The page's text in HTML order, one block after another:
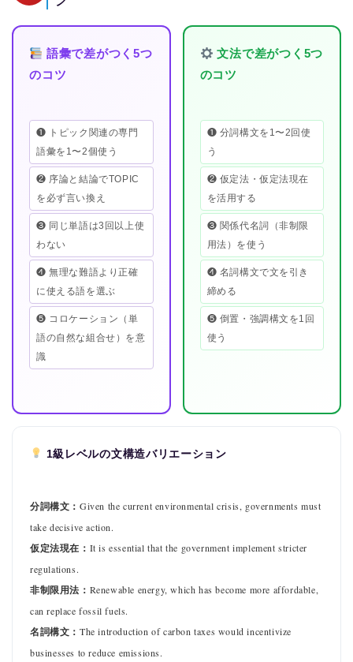
語彙で差がつく5つ
のコツ
❶ トピック関連の専門
語彙を1〜2個使う
❷ 序論と結論でTOPIC
を必ず言い換え
❸ 同じ単語は3回以上使
わない
❹ 無理な難語より正確
に使える語を選ぶ
❺ コロケーション（単
語の自然な組合せ）を意
識
文法で差がつく5つ
のコツ
❶ 分詞構文を1〜2回使
う
❷ 仮定法・仮定法現在
を活用する
❸ 関係代名詞（非制限
用法）を使う
❹ 名詞構文で文を引き
締める
❺ 倒置・強調構文を1回
使う
1級レベルの文構造バリエーション
分詞構文： Given the current environmental crisis, governments must
take decisive action.
仮定法現在： It is essential that the government implement stricter
regulations.
非制限用法： Renewable energy, which has become more affordable,
can replace fossil fuels.
名詞構文： The introduction of carbon taxes would incentivize
businesses to reduce emissions.